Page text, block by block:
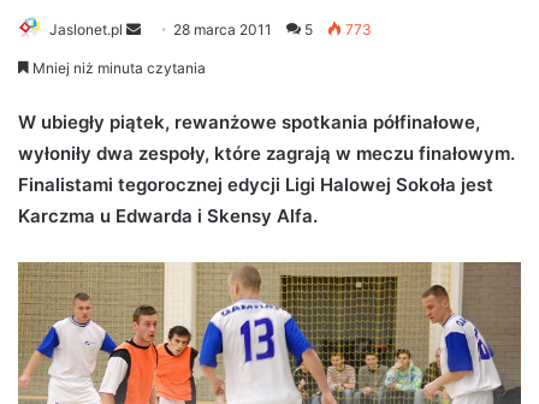
Jaslonet.pl
d
a
a
i
l
28 marca 2011 5 773
Mniej niż minuta czytania
W ubiegły piątek, rewanżowe spotkania półfinałowe,
wyłoniły dwa zespoły, które zagrają w meczu finałowym.
Finalistami tegorocznej edycji Ligi Halowej Sokoła jest
Karczma u Edwarda i Skensy Alfa.